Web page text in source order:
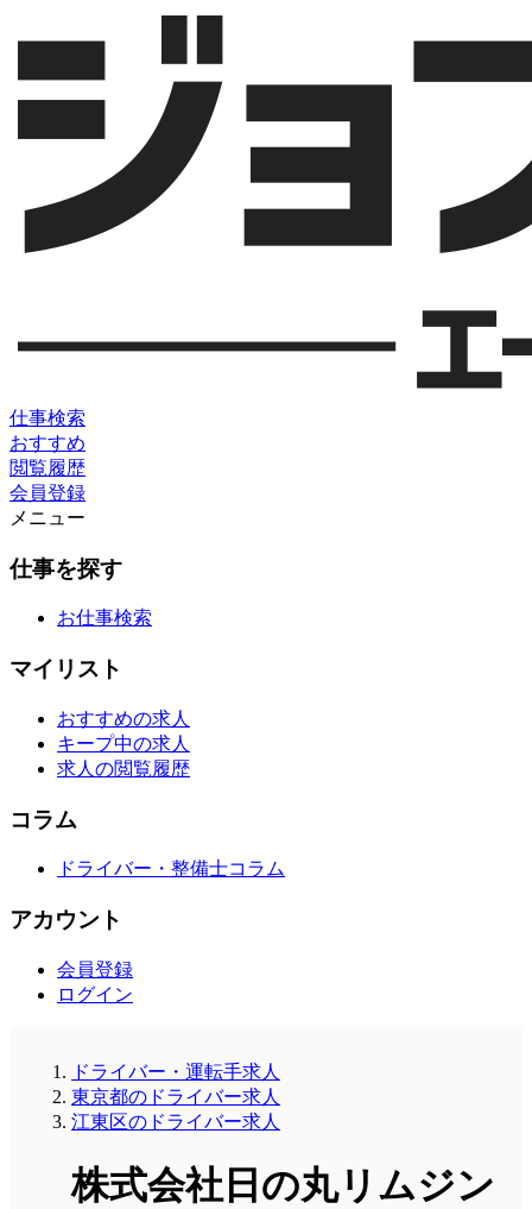
仕事検索
おすすめ
閲覧履歴
会員登録
メニュー
仕事を探す
お仕事検索
マイリスト
おすすめの求人
キープ中の求人
求人の閲覧履歴
コラム
ドライバー・整備士コラム
アカウント
会員登録
ログイン
ドライバー・運転手求人
東京都のドライバー求人
江東区のドライバー求人
株式会社日の丸リムジン